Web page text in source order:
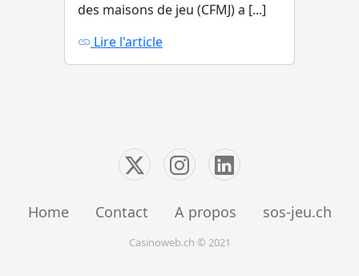
des maisons de jeu (CFMJ) a [...]
Lire l'article
Home Contact A propos sos-jeu.ch
Casinoweb.ch © 2021